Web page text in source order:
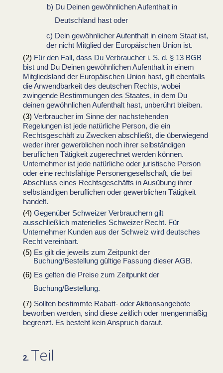
Du Deinen gewöhnlichen Aufenthalt in
Deutschland hast oder
Dein gewöhnlicher Aufenthalt in einem Staat ist,
der nicht Mitglied der Europäischen Union ist.
Für den Fall, dass Du Verbraucher i. S. d. § 13 BGB
bist und Du Deinen gewöhnlichen Aufenthalt in einem
Mitgliedsland der Europäischen Union hast, gilt ebenfalls
die Anwendbarkeit des deutschen Rechts, wobei
zwingende Bestimmungen des Staates, in dem Du
deinen gewöhnlichen Aufenthalt hast, unberührt bleiben.
Verbraucher im Sinne der nachstehenden
Regelungen ist jede natürliche Person, die ein
Rechtsgeschäft zu Zwecken abschließt, die überwiegend
weder ihrer gewerblichen noch ihrer selbständigen
beruflichen Tätigkeit zugerechnet werden können.
Unternehmer ist jede natürliche oder juristische Person
oder eine rechtsfähige Personengesellschaft, die bei
Abschluss eines Rechtsgeschäfts in Ausübung ihrer
selbständigen beruflichen oder gewerblichen Tätigkeit
handelt.
Gegenüber Schweizer Verbrauchern gilt
ausschließlich materielles Schweizer Recht. Für
Unternehmer Kunden aus der Schweiz wird deutsches
Recht vereinbart.
Es gilt die jeweils zum Zeitpunkt der
Buchung/Bestellunggültige Fassung dieser AGB.
Es gelten die Preise zum Zeitpunkt der
Buchung/Bestellung.
Sollten bestimmte Rabatt- oder Aktionsangebote
beworben werden, sind diese zeitlich oder mengenmäßig
begrenzt. Es besteht kein Anspruch darauf.
Teil